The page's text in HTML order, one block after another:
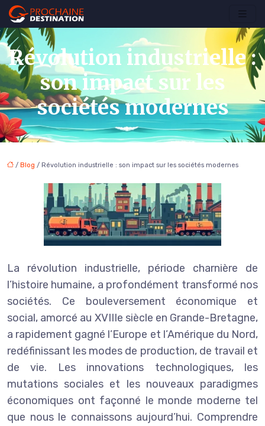
Révolution industrielle :
son impact sur les
sociétés modernes
/ Blog / Révolution industrielle : son impact sur les sociétés modernes
La révolution industrielle, période charnière de
l’histoire humaine, a profondément transformé nos
sociétés. Ce bouleversement économique et
social, amorcé au XVIIIe siècle en Grande-Bretagne,
a rapidement gagné l’Europe et l’Amérique du Nord,
redéfinissant les modes de production, de travail et
de vie. Les innovations technologiques, les
mutations sociales et les nouveaux paradigmes
économiques ont façonné le monde moderne tel
que nous le connaissons aujourd’hui. Comprendre